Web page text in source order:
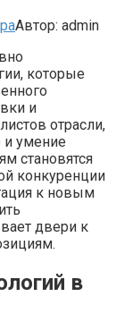
Автор: admin
которые
и
отрасли,
и умение
становятся
конкуренции
к новым
двери к
в